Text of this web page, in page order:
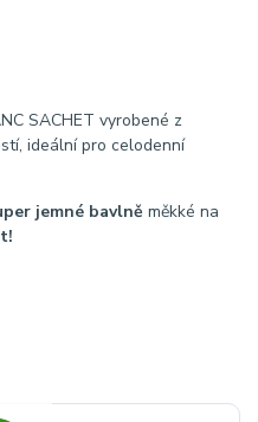
SACHET vyrobené z
ideální pro celodenní
jemné bavlně měkké na